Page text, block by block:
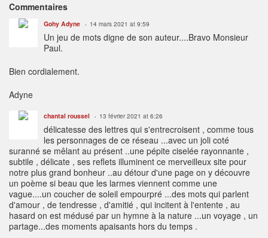
Commentaires
Gohy Adyne 14 mars 2021 at 9:59
Un jeu de mots digne de son auteur....Bravo Monsieur
Paul.
Bien cordialement.
Adyne
chantal roussel 13 février 2021 at 6:26
délicatesse des lettres qui s'entrecroisent , comme tous
les personnages de ce réseau ...avec un joli coté
suranné se mêlant au présent ..une pépite ciselée rayonnante ,
subtile , délicate , ses reflets illuminent ce merveilleux site pour
notre plus grand bonheur ..au détour d'une page on y découvre
un poème si beau que les larmes viennent comme une
vague....un coucher de soleil empourpré ...des mots qui parlent
d'amour , de tendresse , d'amitié , qui incitent à l'entente , au
hasard on est médusé par un hymne à la nature ...un voyage , un
partage...des moments apaisants hors du temps .